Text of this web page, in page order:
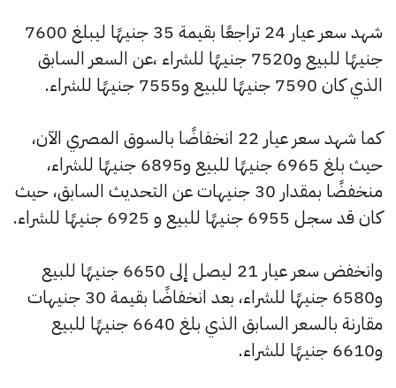
شهد سعر عيار 24 تراجعًا بقيمة 35 جنيهًا ليبلغ 7600
جنيهًا للبيع و7520 جنيهًا للشراء ،عن السعر السابق
الذي كان 7590 جنيهًا للبيع و7555 جنيهًا للشراء.
كما شهد سعر عيار 22 انخفاضًا بالسوق المصري الآن،
حيث بلغ 6965 جنيهًا للبيع و6895 جنيهًا للشراء،
منخفضًا بمقدار 30 جنيهات عن التحديث السابق، حيث
كان قد سجل 6955 جنيهًا للبيع و 6925 جنيهًا للشراء.
وانخفض سعر عيار 21 ليصل إلى 6650 جنيهًا للبيع
و6580 جنيهًا للشراء، بعد انخفاضًا بقيمة 30 جنيهات
مقارنة بالسعر السابق الذي بلغ 6640 جنيهًا للبيع
و6610 جنيهًا للشراء.